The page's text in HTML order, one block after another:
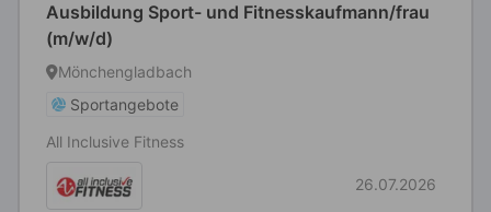
Ausbildung Sport- und Fitnesskaufmann/frau
(m/w/d)
Mönchengladbach
Sportangebote
All Inclusive Fitness
26.07.2026